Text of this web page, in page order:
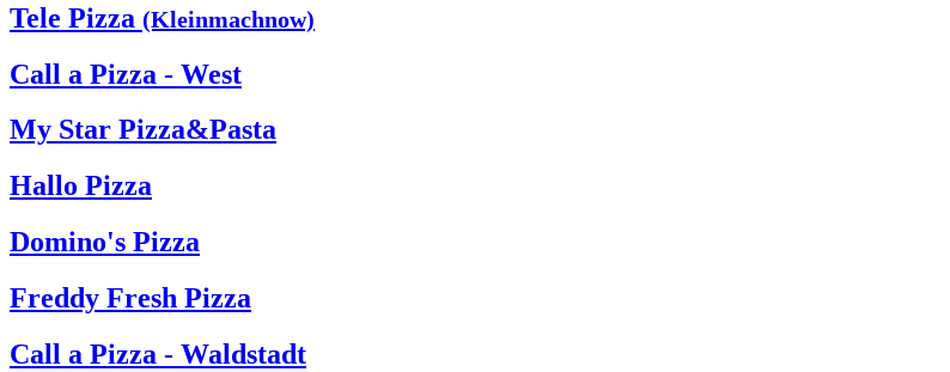
Tele Pizza (Kleinmachnow)
Call a Pizza - West
My Star Pizza&Pasta
Hallo Pizza
Domino's Pizza
Freddy Fresh Pizza
Call a Pizza - Waldstadt